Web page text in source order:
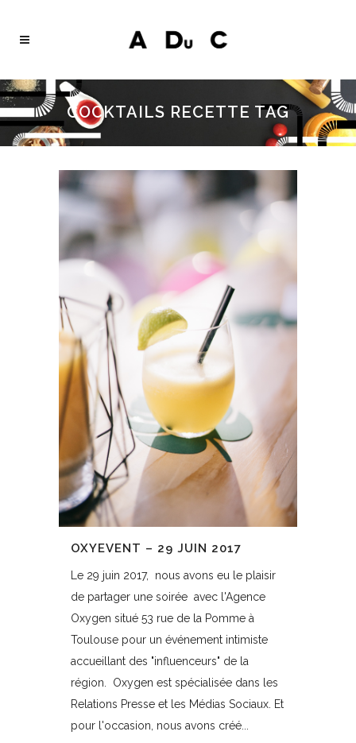
COCKTAILS RECETTE TAG
OXYEVENT – 29 JUIN 2017
Le 29 juin 2017, nous avons eu le plaisir
de partager une soirée avec l'Agence
Oxygen situé 53 rue de la Pomme à
Toulouse pour un événement intimiste
accueillant des "influenceurs" de la
région. Oxygen est spécialisée dans les
Relations Presse et les Médias Sociaux. Et
pour l'occasion, nous avons créé...